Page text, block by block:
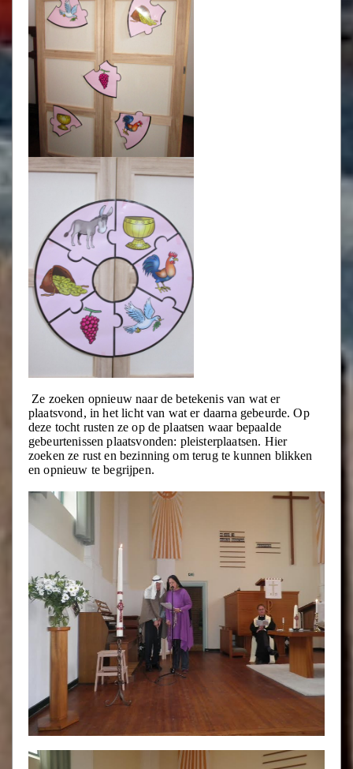
Ze zoeken opnieuw naar de betekenis van wat er
plaatsvond, in het licht van wat er daarna gebeurde. Op
deze tocht rusten ze op de plaatsen waar bepaalde
gebeurtenissen plaatsvonden: pleisterplaatsen. Hier
zoeken ze rust en bezinning om terug te kunnen blikken
en opnieuw te begrijpen.